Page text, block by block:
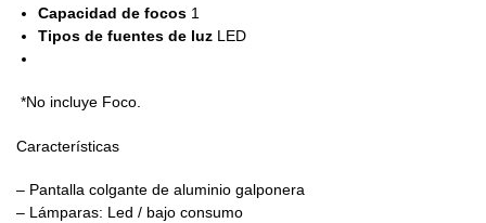
Capacidad de focos 1
Tipos de fuentes de luz LED
*No incluye Foco.
Características
– Pantalla colgante de aluminio galponera
– Lámparas: Led / bajo consumo